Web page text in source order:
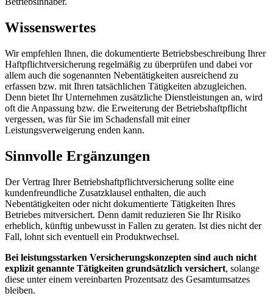
Wissenswertes
Wir empfehlen Ihnen, die dokumentierte Betriebsbeschreibung Ihrer
Haftpflichtversicherung regelmäßig zu überprüfen und dabei vor
allem auch die sogenannten Nebentätigkeiten ausreichend zu
erfassen bzw. mit Ihren tatsächlichen Tätigkeiten abzugleichen.
Denn bietet Ihr Unternehmen zusätzliche Dienstleistungen an, wird
oft die Anpassung bzw. die Erweiterung der Betriebshaftpflicht
vergessen, was für Sie im Schadensfall mit einer
Leistungsverweigerung enden kann.
Sinnvolle Ergänzungen
Der Vertrag Ihrer Betriebshaftpflichtversicherung sollte eine
kundenfreundliche Zusatzklausel enthalten, die auch
Nebentätigkeiten oder nicht dokumentierte Tätigkeiten Ihres
Betriebes mitversichert. Denn damit reduzieren Sie Ihr Risiko
erheblich, künftig unbewusst in Fallen zu geraten. Ist dies nicht der
Fall, lohnt sich eventuell ein Produktwechsel.
Bei leistungsstarken Versicherungskonzepten sind auch nicht
explizit genannte Tätigkeiten grundsätzlich versichert, solange
diese unter einem vereinbarten Prozentsatz des Gesamtumsatzes
bleiben.